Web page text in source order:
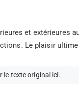
et extérieures
Le plaisir
le texte original ici.